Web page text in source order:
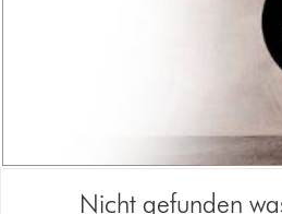
Nicht gefunden